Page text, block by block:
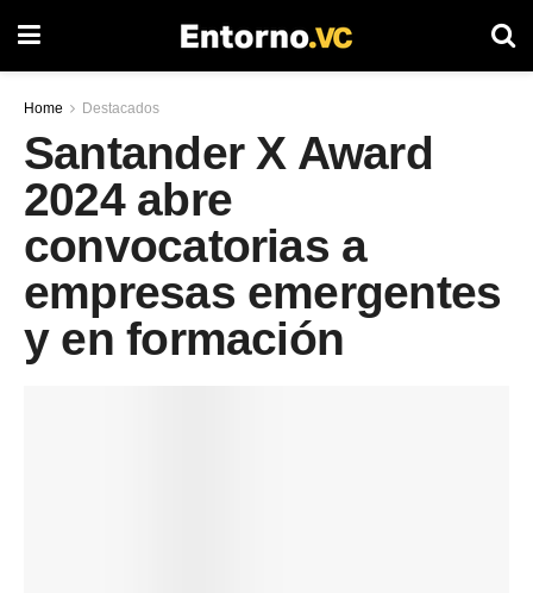
Home Destacados
Santander X Award
2024 abre
convocatorias a
empresas emergentes
y en formación